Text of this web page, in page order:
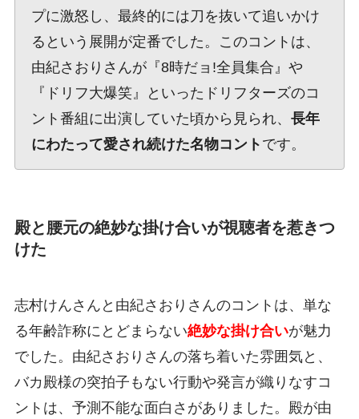
プに激怒し、最終的には刀を抜いて追いかけ
るという展開が定番でした。このコントは、
由紀さおりさんが『8時だョ!全員集合』や
『ドリフ大爆笑』といったドリフターズのコ
ント番組に出演していた頃から見られ、 長年
にわたって愛され続けた名物コント です。
殿と腰元の絶妙な掛け合いが視聴者を惹きつ
けた
志村けんさんと由紀さおりさんのコントは、単な
る年齢詐称にとどまらない絶妙な掛け合いが魅力
でした。由紀さおりさんの落ち着いた雰囲気と、
バカ殿様の突拍子もない行動や発言が織りなすコ
ントは、予測不能な面白さがありました。殿が由